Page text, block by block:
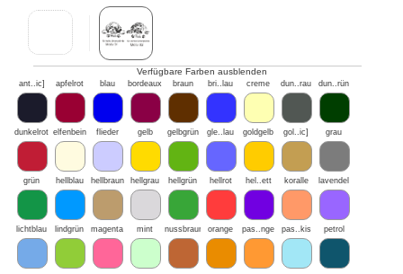
Verfügbare Farben ausblenden
ant..ic] apfelrot blau bordeaux braun bri..lau creme dun..rau dun..rün
dunkelrot elfenbein flieder gelb gelbgrün gle..lau goldgelb gol..ic] grau
grün hellblau hellbraun hellgrau hellgrün hellrot hel..ett koralle lavendel
lichtblau lindgrün magenta mint nussbraun orange pas..nge pas..kis petrol